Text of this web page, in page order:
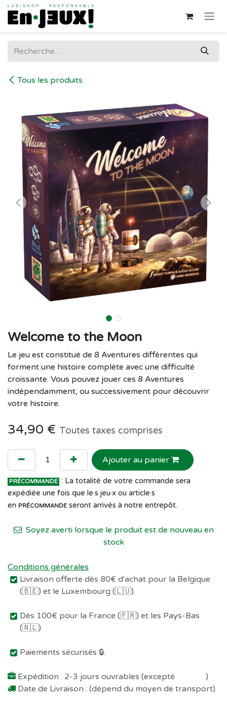
Se rendre au contenu
Tous les produits
Welcome to the Moon
Le jeu est constitué de 8 Aventures différentes qui
forment une histoire complète avec une difficulté
croissante. Vous pouvez jouer ces 8 Aventures
indépendamment, ou successivement pour découvrir
votre histoire.
34,90 € Toutes taxes comprises
Ajouter au panier
PRÉCOMMANDE : La totalité de votre commande sera
expédiée une fois que le·s jeu·x ou article·s
en PRÉCOMMANDE seront arrivés à notre entrepôt.
Soyez averti lorsque le produit est de nouveau en
stock
Conditions générales
Livraison offerte dès 80€ d'achat pour la Belgique
(🇧🇪) et le Luxembourg (🇱🇺).
Dès 100€ pour la France (🇫🇷) et les Pays-Bas
(🇳🇱).
Paiements sécurisés 🔒.
Expédition : 2-3 jours ouvrables (excepté
)
Date de Livraison : (dépend du moyen de transport)